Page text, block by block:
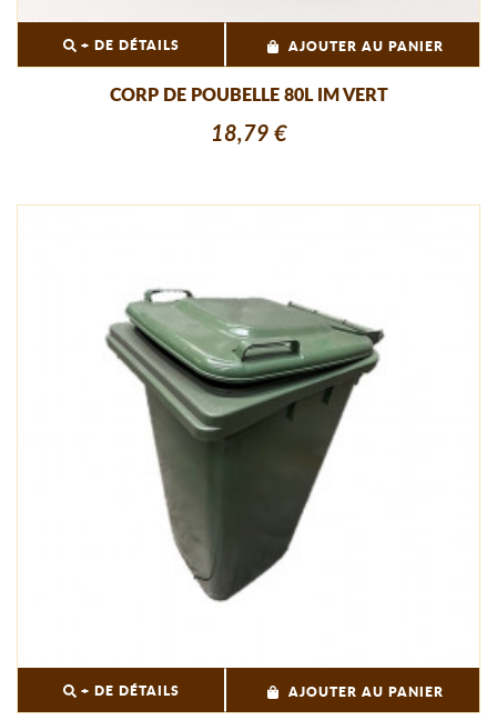
+ DE DÉTAILS AJOUTER AU PANIER
CORP DE POUBELLE 80L IM VERT
18,79 €
+ DE DÉTAILS AJOUTER AU PANIER